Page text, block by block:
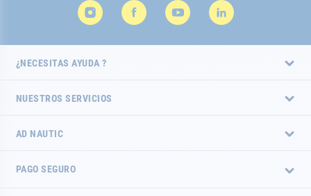
¿NECESITAS AYUDA ?
NUESTROS SERVICIOS
AD NAUTIC
PAGO SEGURO